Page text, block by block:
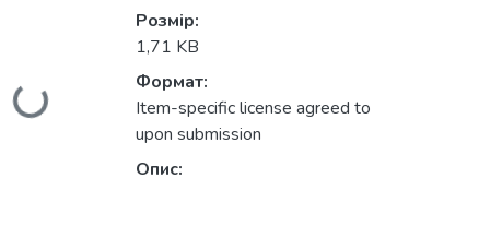
Вантажиться...
Розмір:
1,71 KB
Формат:
Item-specific license agreed to
upon submission
Опис: